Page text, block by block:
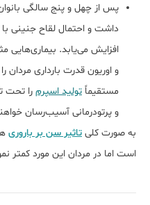
پس از چهل و پنج سالگی
داشت و احتمال لقاح جنینی
افزایش می‌‌یابد. بیماری‌هایی
و اوریون قدرت بارداری
مستقیماً تولید اسپرم را تحت
و پرتودرمانی آسیب‌رسان
به صورت کلی تاثیر سن بر باروری
است اما در مردان این مورد کمتر